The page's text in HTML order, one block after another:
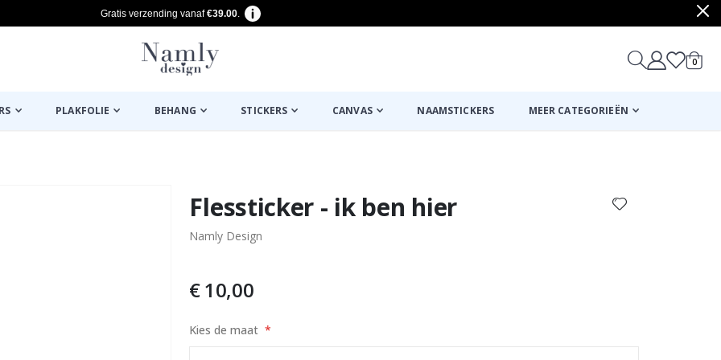
Gratis verzending vanaf€39.00.
0
PLAKFOLIE BEHANG STICKERS CANVAS NAAMSTICKERS MEER CATEGORIEËN
Poster
Flessticker - ik ben hier
Namly Design
€ 10,00
Kies de maat